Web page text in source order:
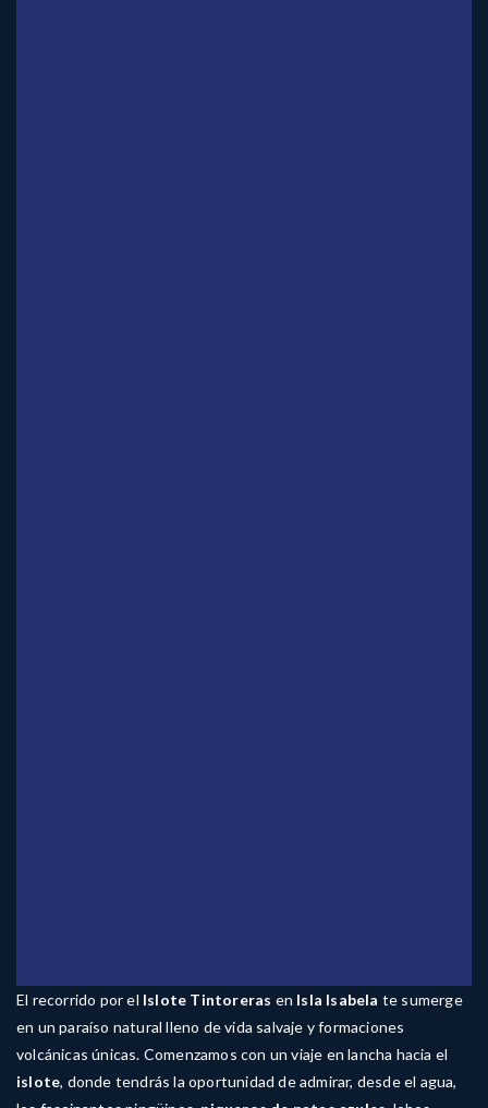
El recorrido por el Islote Tintoreras en Isla Isabela te sumerge
en un paraíso natural lleno de vida salvaje y formaciones
volcánicas únicas. Comenzamos con un viaje en lancha hacia el
islote, donde tendrás la oportunidad de admirar, desde el agua,